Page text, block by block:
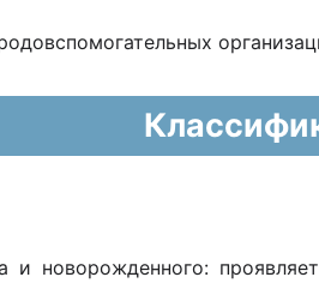
и новорожденного: